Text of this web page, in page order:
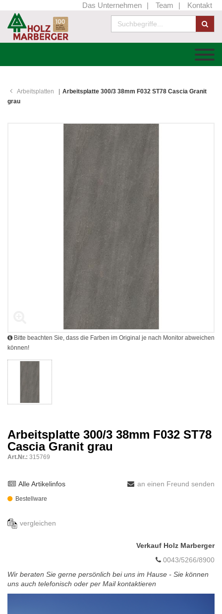
Das Unternehmen Team Kontakt
Arbeitsplatten
Arbeitsplatte 300/3 38mm F032 ST78 Cascia Granit
grau
Bitte beachten Sie, dass die Farben im Original je nach Monitor abweichen
können!
Arbeitsplatte 300/3 38mm F032 ST78
Cascia Granit grau
Art.Nr.: 315769
Alle Artikelinfos an einen Freund senden
Bestellware
vergleichen
Verkauf Holz Marberger
0043/5266/8900
Wir beraten Sie gerne persönlich bei uns im Hause - Sie können
uns auch telefonisch oder per Mail kontaktieren